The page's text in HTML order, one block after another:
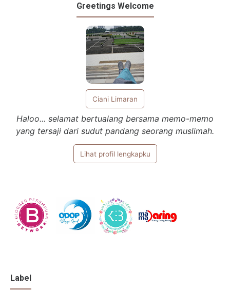
Greetings Welcome
Ciani Limaran
Haloo... selamat bertualang bersama memo-memo
yang tersaji dari sudut pandang seorang muslimah.
Lihat profil lengkapku
Label